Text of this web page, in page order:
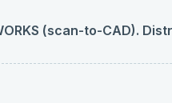
(scan-to-CAD).